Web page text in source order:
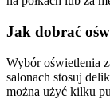
Jak dobrać
Wybór oświetlenia
salonach stosuj
można użyć kilku